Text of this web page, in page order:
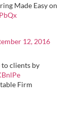
Made Easy on
12, 2016
to clients by
Firm